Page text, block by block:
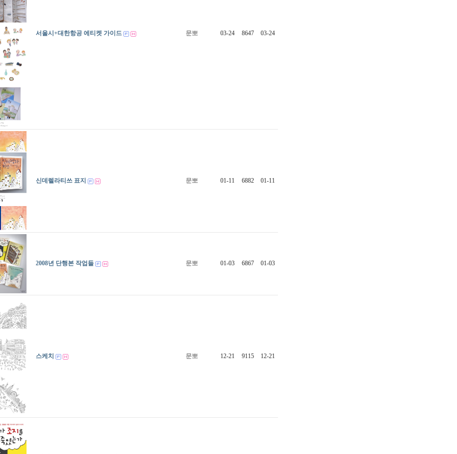
서울시+대한항공 에티켓 가이드 문뽀 03-24 8647 03-24
신데렐라티쓰 표지 문뽀 01-11 6882 01-11
2008년 단행본 작업들 문뽀 01-03 6867 01-03
스케치 문뽀 12-21 9115 12-21